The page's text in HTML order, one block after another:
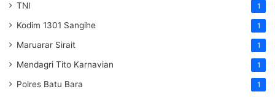
TNI 1
Kodim 1301 Sangihe 1
Maruarar Sirait 1
Mendagri Tito Karnavian 1
Polres Batu Bara 1